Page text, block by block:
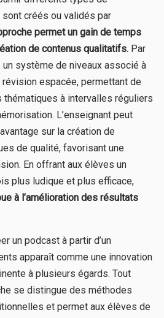
créés ou validés par
permet un gain de temps
de contenus qualitatifs. Par
un système de niveaux associé à
espacée, permettant de
à intervalles réguliers
L’enseignant peut
sur la création de
de qualité, favorisant une
En offrant aux élèves un
plus ludique et plus efficace,
à l’amélioration des résultats
un podcast à partir d’un
apparaît comme une innovation
à plusieurs égards. Tout
se distingue des méthodes
et permet aux élèves de